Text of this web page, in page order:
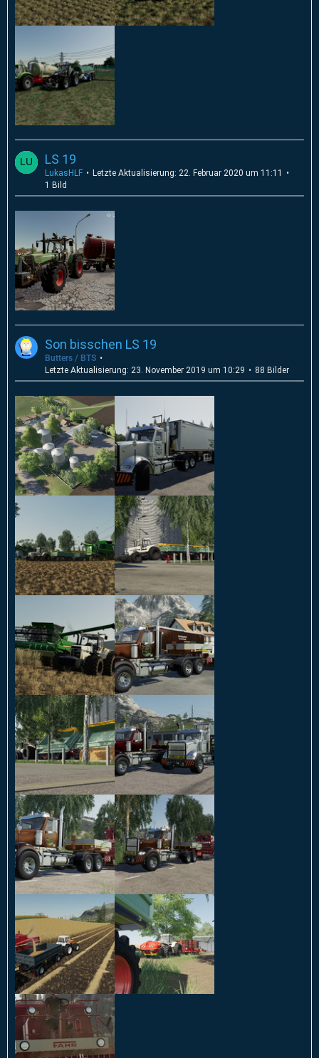
LS 19
LukasHLF Letzte Aktualisierung: 22. Februar 2020 um 11:11
1 Bild
Son bisschen LS 19
Butters / BTS
Letzte Aktualisierung: 23. November 2019 um 10:29 88 Bilder